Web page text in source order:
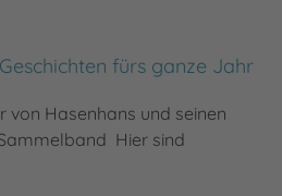
fürs ganze Jahr
von Hasenhans und seinen
Hier sind